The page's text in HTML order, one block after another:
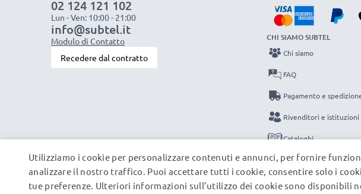
02 124 121 102
Lun - Ven: 10:00 - 21:00
info@subtel.it
Modulo di Contatto
Recedere dal contratto
CHI SIAMO SUBTEL
Chi siamo
FAQ
Pagamento e
Rivenditori e istituzioni
Cataloghi
Contatti
Utilizziamo i cookie per personalizzare contenuti e annunci, per fornire
analizzare il nostro traffico. Puoi accettare tutti i cookie, consentire solo i
tue preferenze. Ulteriori informazioni sull’utilizzo dei cookie sono disponibili